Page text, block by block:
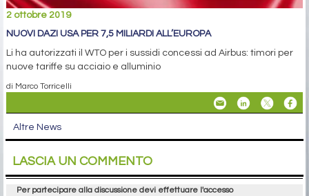
2 ottobre 2019
NUOVI DAZI USA PER 7,5 MILIARDI ALL’EUROPA
Li ha autorizzati il WTO per i sussidi concessi ad Airbus: timori per
nuove tariffe su acciaio e alluminio
di Marco Torricelli
Altre News
LASCIA UN COMMENTO
Per partecipare alla discussione devi effettuare l'accesso